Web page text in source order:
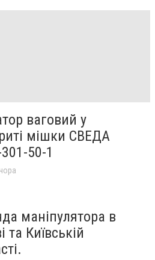
ваговий у
мішки СВЕДА
50-1
маніпулятора в
та Київській